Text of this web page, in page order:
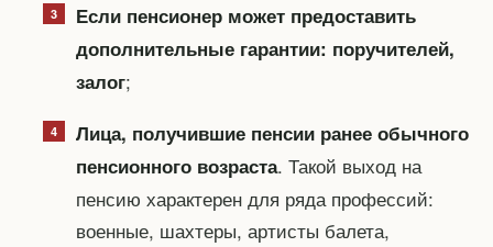
Если пенсионер может предоставить
дополнительные гарантии: поручителей,
залог;
Лица, получившие пенсии ранее обычного
пенсионного возраста. Такой выход на
пенсию характерен для ряда профессий:
военные, шахтеры, артисты балета,